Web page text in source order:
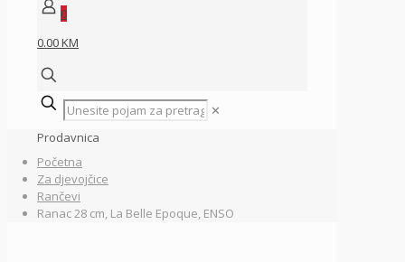
0
0.00 KM
✕
Prodavnica
Početna
Za djevojčice
Rančevi
Ranac 28 cm, La Belle Epoque, ENSO